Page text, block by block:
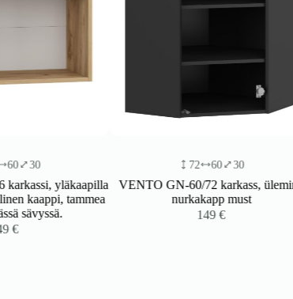
30
yläkaapilla
kaappi, tammea
60 30
VENTO GN-60/72 karkass, ülemine
nurkakapp must
€